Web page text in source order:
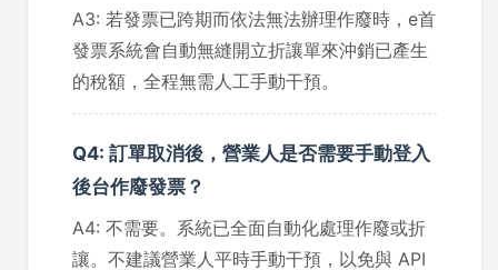
A3: 若發票已跨期而依法無法辦理作廢時，e首
發票系統會自動無縫開立折讓單來沖銷已產生
的稅額，全程無需人工手動干預。
Q4: 訂單取消後，營業人是否需要手動登入
後台作廢發票？
A4: 不需要。系統已全面自動化處理作廢或折
讓。不建議營業人平時手動干預，以免與 API